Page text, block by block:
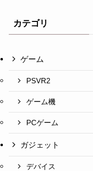
カテゴリ
ゲーム
PSVR2
ゲーム機
PCゲーム
ガジェット
デバイス